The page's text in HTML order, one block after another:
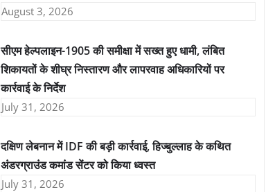
August 3, 2026
सीएम हेल्पलाइन-1905 की समीक्षा में सख्त हुए धामी, लंबित
शिकायतों के शीघ्र निस्तारण और लापरवाह अधिकारियों पर
कार्रवाई के निर्देश
July 31, 2026
दक्षिण लेबनान में IDF की बड़ी कार्रवाई, हिज्बुल्लाह के कथित
अंडरग्राउंड कमांड सेंटर को किया ध्वस्त
July 31, 2026